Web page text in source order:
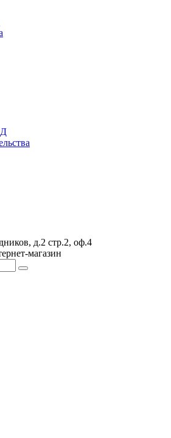
д.2 стр.2, оф.4
магазин